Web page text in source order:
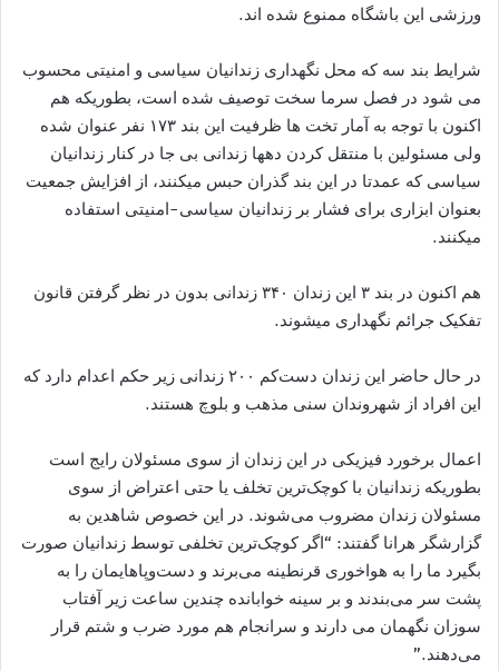
ورزشی این باشگاه ممنوع شده اند.
شرایط بند سه که محل نگهداری زندانیان سیاسی و امنیتی محسوب
می شود در فصل سرما سخت توصیف شده است، بطوریکه هم
اکنون با توجه به آمار تخت ها ظرفیت این بند ۱۷۳ نفر عنوان شده
ولی مسئولین با منتقل کردن دهها زندانی بی جا در کنار زندانیان
سیاسی که عمدتا در این بند گذران حبس میکنند، از افزایش جمعیت
بعنوان ابزاری برای فشار بر زندانیان سیاسی-امنیتی استفاده
میکنند.
هم اکنون در بند ۳ این زندان ۳۴۰ زندانی بدون در نظر گرفتن قانون
تفکیک جرائم نگهداری میشوند.
در حال حاضر این زندان دست‌کم ۲۰۰ زندانی زیر حکم اعدام دارد که
این افراد از شهروندان سنی مذهب و بلوچ هستند.
اعمال برخورد فیزیکی در این زندان از سوی مسئولان رایج است
بطوریکه زندانیان با کوچک‌ترین تخلف یا حتی اعتراض از سوی
مسئولان زندان مضروب می‌شوند. در این خصوص شاهدین به
گزارشگر هرانا گفتند: “اگر کوچک‌ترین تخلفی توسط زندانیان صورت
بگیرد ما را به هواخوری قرنطینه می‌برند و دست‌وپاهایمان را به
پشت سر می‌بندند و بر سینه خوابانده چندین ساعت زیر آفتاب
سوزان نگهمان می دارند و سرانجام هم مورد ضرب و شتم قرار
می‌دهند.”